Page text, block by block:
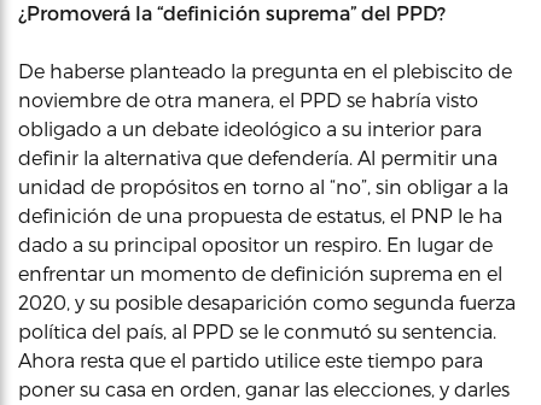
¿Promoverá la “definición suprema” del PPD?
De haberse planteado la pregunta en el plebiscito de
noviembre de otra manera, el PPD se habría visto
obligado a un debate ideológico a su interior para
definir la alternativa que defendería. Al permitir una
unidad de propósitos en torno al “no”, sin obligar a la
definición de una propuesta de estatus, el PNP le ha
dado a su principal opositor un respiro. En lugar de
enfrentar un momento de definición suprema en el
2020, y su posible desaparición como segunda fuerza
política del país, al PPD se le conmutó su sentencia.
Ahora resta que el partido utilice este tiempo para
poner su casa en orden, ganar las elecciones, y darles